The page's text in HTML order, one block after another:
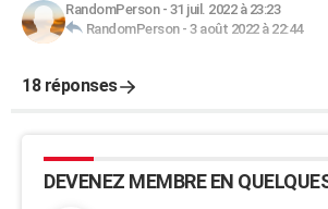
RandomPerson- 31 juil. 2022 à 23:23
RandomPerson- 3 août 2022 à 22:44
18 réponses
DEVENEZ MEMBRE EN